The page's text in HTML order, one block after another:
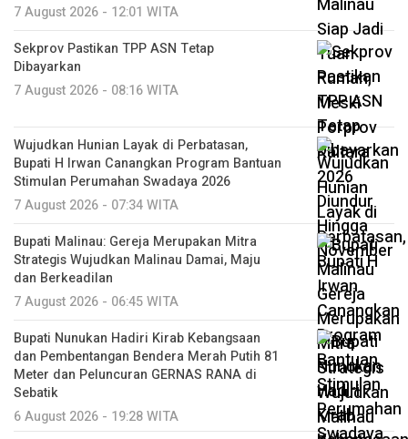
7 August 2026 - 12:01 WITA
Sekprov Pastikan TPP ASN Tetap
Dibayarkan
7 August 2026 - 08:16 WITA
Wujudkan Hunian Layak di Perbatasan,
Bupati H Irwan Canangkan Program Bantuan
Stimulan Perumahan Swadaya 2026
7 August 2026 - 07:34 WITA
Bupati Malinau: Gereja Merupakan Mitra
Strategis Wujudkan Malinau Damai, Maju
dan Berkeadilan
7 August 2026 - 06:45 WITA
Bupati Nunukan Hadiri Kirab Kebangsaan
dan Pembentangan Bendera Merah Putih 81
Meter dan Peluncuran GERNAS RANA di
Sebatik
6 August 2026 - 19:28 WITA